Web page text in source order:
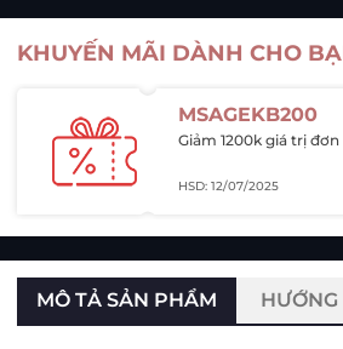
KHUYẾN MÃI DÀNH CHO
MSAGEKB200
Giảm 1200k giá trị
HSD: 12/07/2025
MÔ TẢ SẢN PHẨM